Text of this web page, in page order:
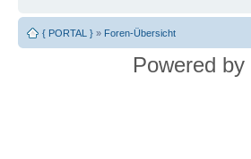
{ PORTAL } » Foren-Übersicht
Powered by